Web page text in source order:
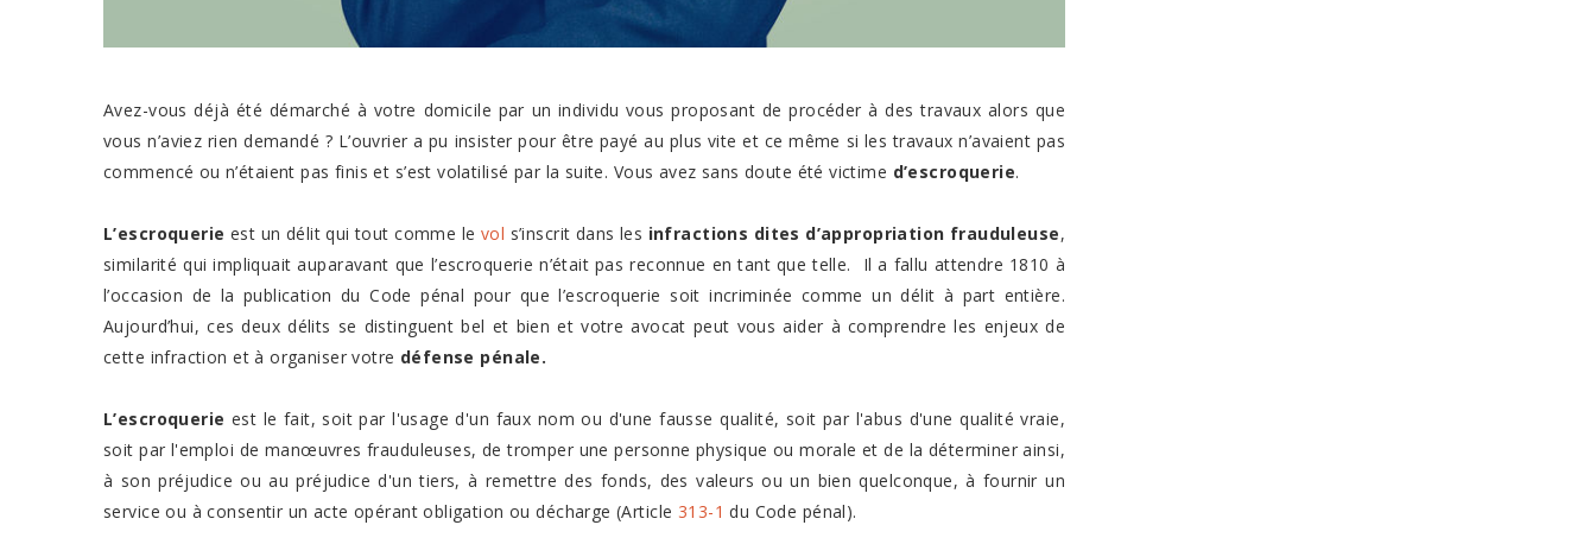
Avez-vous déjà été démarché à votre domicile par un individu vous proposant de procéder à des travaux alors que
vous n’aviez rien demandé ? L’ouvrier a pu insister pour être payé au plus vite et ce même si les travaux n’avaient pas
commencé ou n’étaient pas finis et s’est volatilisé par la suite. Vous avez sans doute été victime d’escroquerie.
L’escroquerie est un délit qui tout comme le vol s’inscrit dans les infractions dites d’appropriation frauduleuse,
similarité qui impliquait auparavant que l’escroquerie n’était pas reconnue en tant que telle. Il a fallu attendre 1810 à
l’occasion de la publication du Code pénal pour que l’escroquerie soit incriminée comme un délit à part entière.
Aujourd’hui, ces deux délits se distinguent bel et bien et votre avocat peut vous aider à comprendre les enjeux de
cette infraction et à organiser votre défense pénale.
L’escroquerie est le fait, soit par l'usage d'un faux nom ou d'une fausse qualité, soit par l'abus d'une qualité vraie,
soit par l'emploi de manœuvres frauduleuses, de tromper une personne physique ou morale et de la déterminer ainsi,
à son préjudice ou au préjudice d'un tiers, à remettre des fonds, des valeurs ou un bien quelconque, à fournir un
service ou à consentir un acte opérant obligation ou décharge (Article 313-1 du Code pénal).